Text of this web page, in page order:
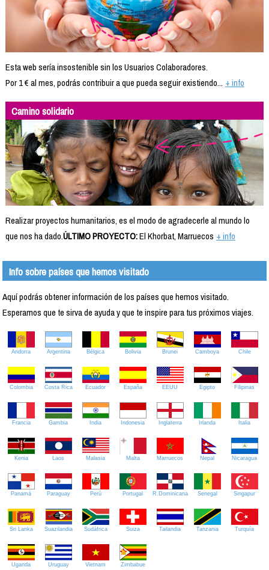
Esta web sería insostenible sin los Usuarios Colaboradores.
Por 1 € al mes, podrás contribuir a que pueda seguir existiendo... + info
Camino solidario
Realizar proyectos humanitarios, es el modo de agradecerle al mundo lo
que nos ha dado.ÚLTIMO PROYECTO:El Khorbat, Marruecos + info
Info sobre países que hemos visitado
Aquí podrás obtener información de los países que hemos visitado.
Esperamos que te sirva de ayuda y que te inspire para tus próximos viajes.
Andorra Argentina Bélgica Bolivia Brunei Camboya Chile
Colombia Costa Rica Ecuador España EEUU Egipto Filipinas
Francia Gambia India Indonesia Inglaterra Irlanda Italia
Kenia Laos Malasia Malta Marruecos Nepal Nicaragua
Panamá Paraguay Perú Portugal R.Dominicana Senegal Singapur
Sri Lanka Suazilandia Sudáfrica Suiza Tailandia Tanzania Turquía
Uganda Uruguay Vietnam Zimbabue